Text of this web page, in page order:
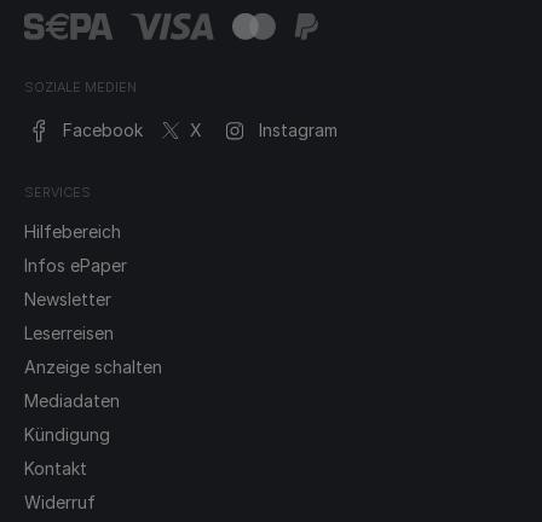
SOZIALE MEDIEN
Facebook X Instagram
SERVICES
Hilfebereich
Infos ePaper
Newsletter
Leserreisen
Anzeige schalten
Mediadaten
Kündigung
Kontakt
Widerruf